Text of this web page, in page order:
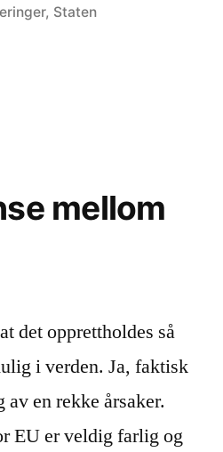
i
, Staten
mellom
det opprettholdes så
i verden. Ja, faktisk
en rekke årsaker.
EU er veldig farlig og